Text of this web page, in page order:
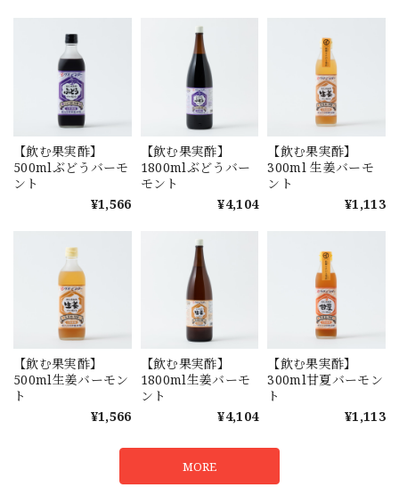
【飲む果実酢】
500mlぶどうバーモ
ント
¥1,566
【飲む果実酢】
1800mlぶどうバー
モント
¥4,104
【飲む果実酢】
300ml 生姜バーモ
ント
¥1,113
【飲む果実酢】
500ml生姜バーモン
ト
¥1,566
【飲む果実酢】
1800ml生姜バーモ
ント
¥4,104
【飲む果実酢】
300ml甘夏バーモン
ト
¥1,113
MORE